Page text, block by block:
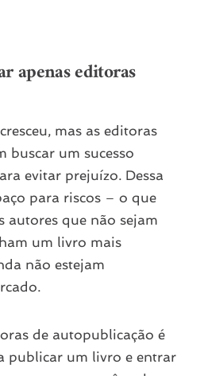
apenas editoras
mas as editoras
buscar um sucesso
evitar prejuízo. Dessa
para riscos – o que
autores que não sejam
um livro mais
não estejam
de autopublicação é
publicar um livro e entrar